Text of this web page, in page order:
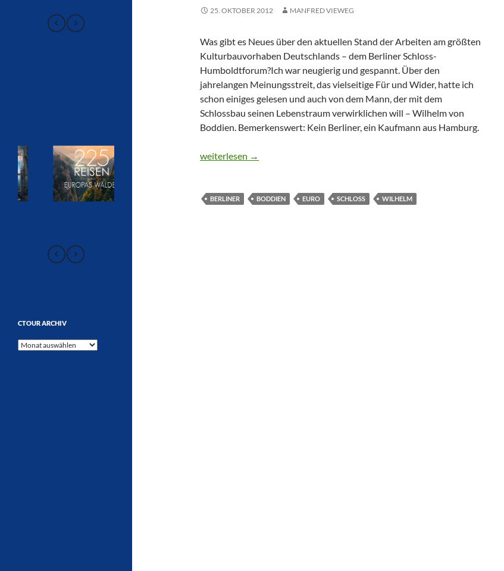
25. OKTOBER 2012 MANFRED VIEWEG
Was gibt es Neues über den aktuellen Stand der Arbeiten am größten
Kulturbauvorhaben Deutschlands – dem Berliner Schloss-
Humboldtforum?Ich war neugierig und gespannt. Über den
jahrelangen Meinungsstreit, das vielseitige Für und Wider, hatte ich
schon einiges gelesen und auch von dem Mann, der mit dem
Schlossbau seinen Lebenstraum verwirklichen will – Wilhelm von
Boddien. Bemerkenswert: Kein Berliner, ein Kaufmann aus Hamburg.
CTOUR specia:l Ein Traum wird wahr – Wiederaufbau des Berliner Schlosses
weiterlesen →
BERLINER BODDIEN EURO SCHLOSS WILHELM
CTOUR ARCHIV
CTOUR